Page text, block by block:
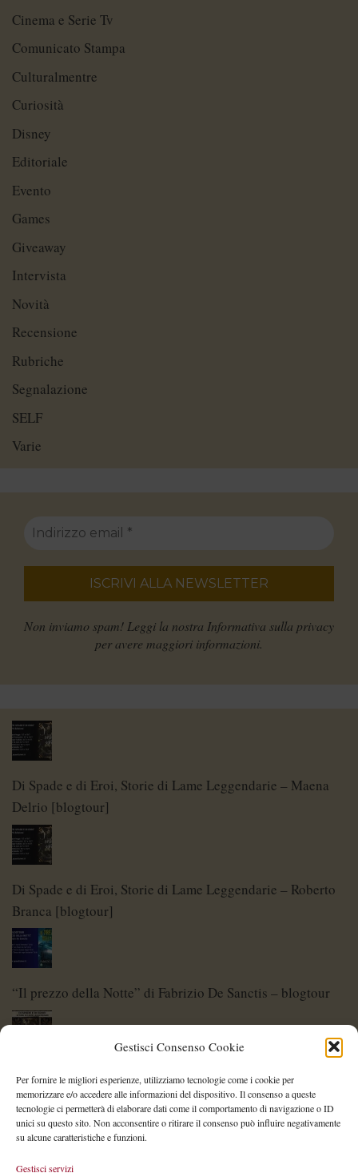
Gestisci Consenso Cookie
Per fornire le migliori esperienze, utilizziamo tecnologie come i cookie per
memorizzare e/o accedere alle informazioni del dispositivo. Il consenso a queste
tecnologie ci permetterà di elaborare dati come il comportamento di navigazione o ID
unici su questo sito. Non acconsentire o ritirare il consenso può influire negativamente
su alcune caratteristiche e funzioni.
Gestisci servizi
Cinema e Serie Tv
Comunicato Stampa
Culturalmentre
Curiosità
Disney
Editoriale
Evento
Games
Giveaway
Intervista
Novità
Recensione
Rubriche
Segnalazione
SELF
Varie
Non inviamo spam! Leggi la nostra Informativa sulla privacy
per avere maggiori informazioni.
Di Spade e di Eroi, Storie di Lame Leggendarie – Maena
Delrio [blogtour]
Di Spade e di Eroi, Storie di Lame Leggendarie – Roberto
Branca [blogtour]
“Il prezzo della Notte” di Fabrizio De Sanctis – blogtour
Di Spade e di Eroi – Storie di Lame Leggendarie